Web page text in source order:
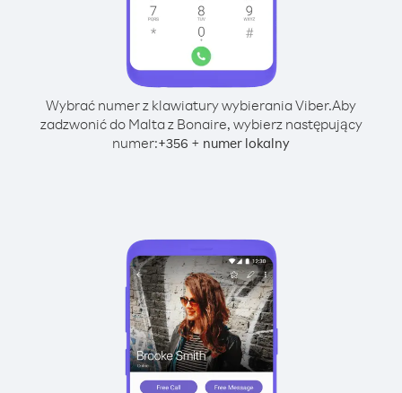
Wybrać numer z klawiatury wybierania Viber.Aby
zadzwonić do Malta z Bonaire, wybierz następujący
numer:+356 + numer lokalny